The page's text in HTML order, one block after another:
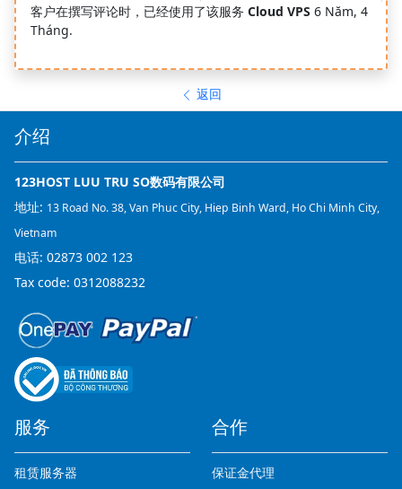
客户在撰写评论时，已经使用了该服务 Cloud VPS 6 Năm, 4
Tháng.
返回
介绍
123HOST LUU TRU SO数码有限公司
地址: 13 Road No. 38, Van Phuc City, Hiep Binh Ward, Ho Chi Minh City,
Vietnam
电话: 02873 002 123
Tax code: 0312088232
服务
租赁服务器
合作
保证金代理